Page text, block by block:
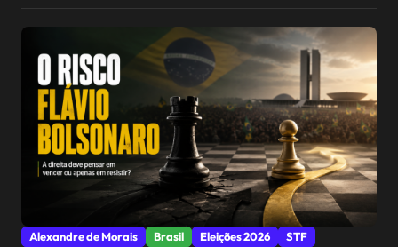
Alexandre de Morais Brasil Eleições 2026 STF